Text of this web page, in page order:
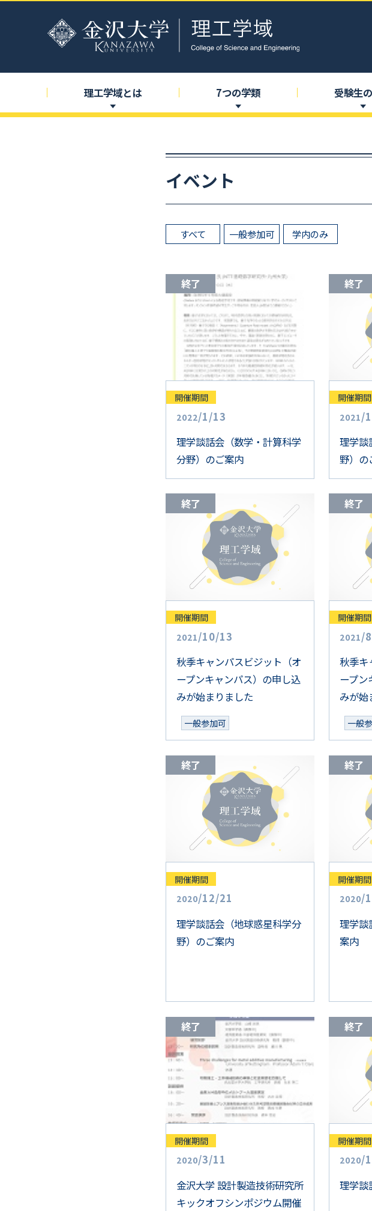
理工学域とは 7つの学類 受験生の
イベント
すべて 一般参加可 学内のみ
終了
開催期間
2022/1/13
理学談話会（数学・計算科学
分野）のご案内
終了
開催期間
2021/
理学談
野）の
終了
開催期間
2021/10/13
秋季キャンパスビジット（オ
ープンキャンパス）の申し込
みが始まりました
一般参加可
終了
開催期間
2021/8
秋季キ
ープ
みが始
一般
終了
開催期間
2020/12/21
理学談話会（地球惑星科学分
野）のご案内
終了
開催期間
2020/
理学談
案内
終了
開催期間
2020/3/11
金沢大学 設計製造技術研究所
キックオフシンポジウム開催
終了
開催期間
2020/1
理学談